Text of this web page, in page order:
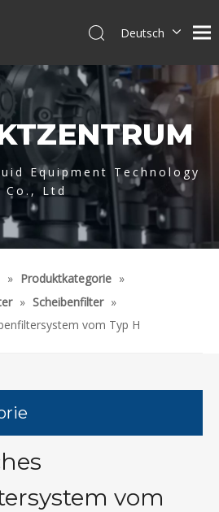
Deutsch
简体中文
العربية
Français
Pусский
Español
Italiano
Equipment Technology
Co., Ltd
» Produktkategorie »
» Scheibenfilter »
vom Typ H
vom